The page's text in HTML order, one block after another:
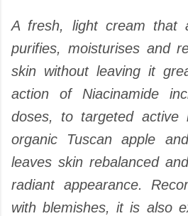
A fresh, light cream that
purifies, moisturises and
skin without leaving it
action of Niacinamide
doses, to targeted active
organic Tuscan apple
leaves skin rebalanced
radiant appearance.
with blemishes, it is also